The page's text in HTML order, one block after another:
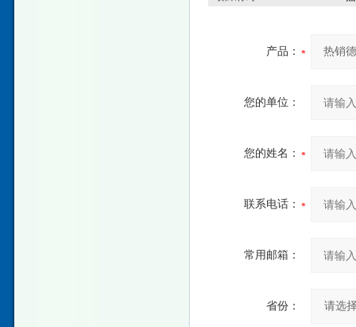
产品：
您的单位：
您的姓名：
联系电话：
常用邮箱：
省份：